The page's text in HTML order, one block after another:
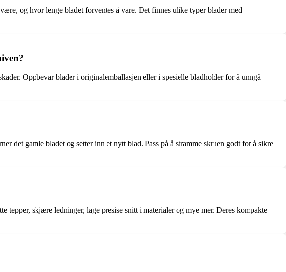
og hvor lenge bladet forventes å vare. Det finnes ulike typer blader med
Oppbevar blader i originalemballasjen eller i spesielle bladholder for å unngå
det gamle bladet og setter inn et nytt blad. Pass på å stramme skruen godt for å sikre
tepper, skjære ledninger, lage presise snitt i materialer og mye mer. Deres kompakte